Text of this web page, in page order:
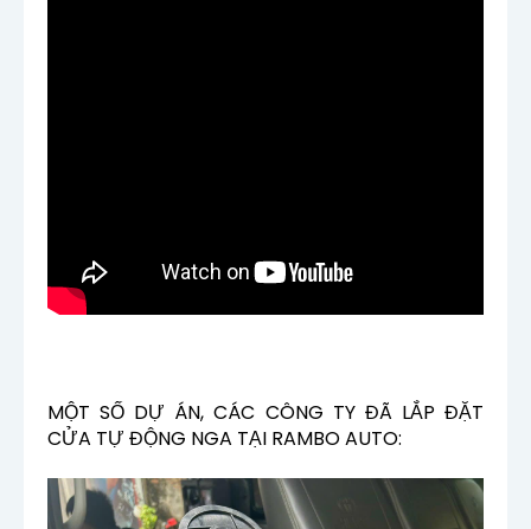
MỘT SỐ DỰ ÁN, CÁC CÔNG TY ĐÃ LẮP ĐẶT
CỬA TỰ ĐỘNG NGA TẠI RAMBO AUTO: